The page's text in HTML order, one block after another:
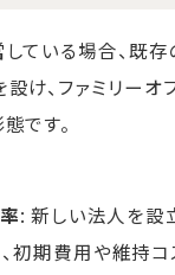
ている場合、既
け、ファミリーオ
です。
: 新しい法人を設
初期費用や維持コ